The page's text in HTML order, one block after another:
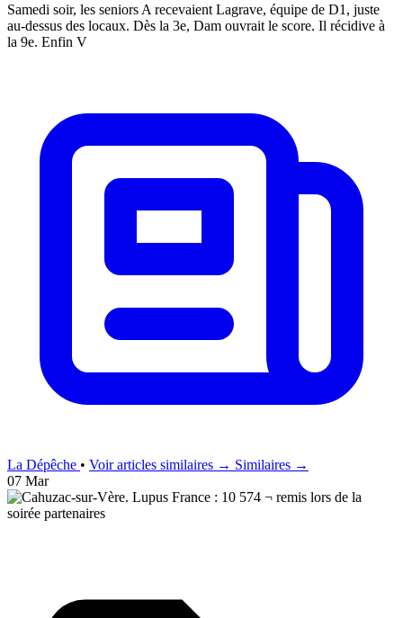
Samedi soir, les seniors A recevaient Lagrave, équipe de D1, juste
au-dessus des locaux. Dès la 3e, Dam ouvrait le score. Il récidive à
la 9e. Enfin V
La Dépêche • Voir articles similaires → Similaires →
07 Mar